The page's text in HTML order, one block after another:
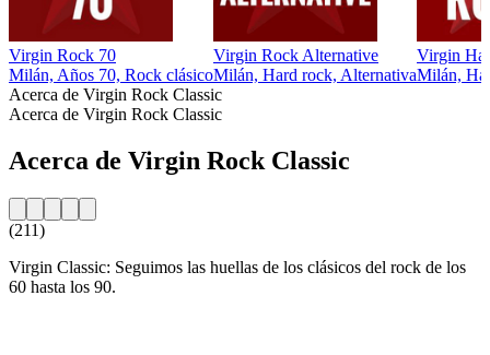
Virgin Rock 70
Milán, Años 70, Rock clásico
Virgin Rock Alternative
Milán, Hard rock, Alternativa
Virgin
Milán,
Acerca de Virgin Rock Classic
Acerca de Virgin Rock Classic
Acerca de Virgin Rock Classic
(211)
Virgin Classic: Seguimos las huellas de los clásicos del rock de los
60 hasta los 90.